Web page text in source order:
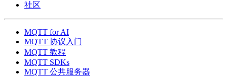
社区
MQTT for AI
MQTT 协议入门
MQTT 教程
MQTT SDKs
MQTT 公共服务器